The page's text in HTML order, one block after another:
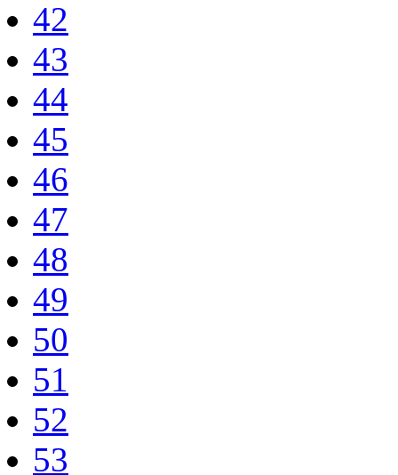
42
43
44
45
46
47
48
49
50
51
52
53